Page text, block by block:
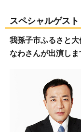
スペシャルゲスト
我孫子市ふるさと
なわさんが出演しま